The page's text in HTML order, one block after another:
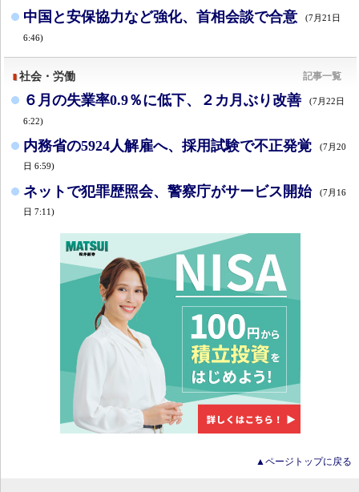
中国と安保協力など強化、首相会談で合意 (7月21日
6:46)
社会・労働 記事一覧
６月の失業率0.9％に低下、２カ月ぶり改善 (7月22日
6:22)
内務省の5924人解雇へ、採用試験で不正発覚
(7月20
日 6:59)
ネットで犯罪歴照会、警察庁がサービス開始
(7月16
日 7:11)
▲ページトップに戻る